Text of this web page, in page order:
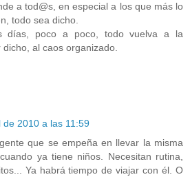
a tod@s, en especial a los que más lo
todo sea dicho.
días, poco a poco, todo vuelva a la
al caos organizado.
de 2010 a las 11:59
que se empeña en llevar la misma
ya tiene niños. Necesitan rutina,
Ya habrá tiempo de viajar con él. O